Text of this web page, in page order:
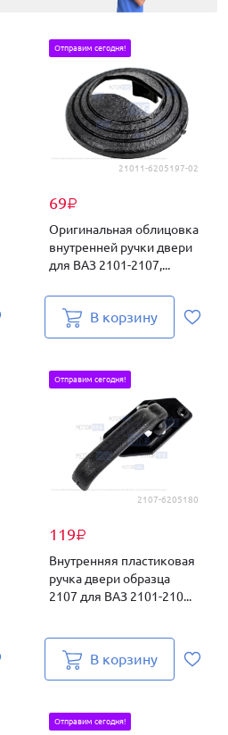
21011-6205197-02
69₽
Отправим сегодня!
Оригинальная облицовка
внутренней ручки двери
для ВАЗ 2101-2107,...
В корзину
2107-6205180
119₽
Отправим сегодня!
Внутренняя пластиковая
ручка двери образца
2107 для ВАЗ 2101-210...
В корзину
Отправим сегодня!